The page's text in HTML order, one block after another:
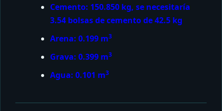
Cemento: 150.850 kg, se necesitaría
3.54 bolsas de cemento de 42.5 kg
Arena: 0.199 m3
Grava: 0.399 m3
Agua: 0.101 m3